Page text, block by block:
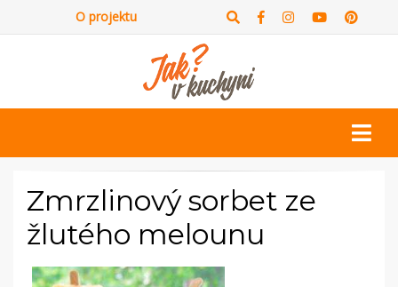
O projektu
Zmrzlinový sorbet ze
žlutého melounu